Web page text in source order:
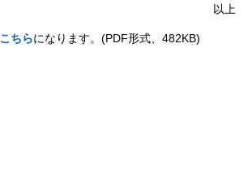
以上
こちらになります。(PDF形式、482KB)